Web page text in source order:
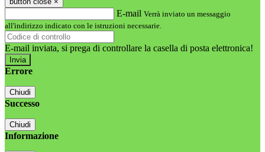
E-mail Verrà inviato un messaggio
all'indirizzo indicato con le istruzioni necessarie.
E-mail inviata, si prega di controllare la casella di posta elettronica!
Errore
Chiudi
Successo
Chiudi
Informazione